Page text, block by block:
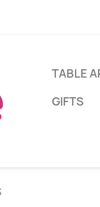
TABLE
GIFTS